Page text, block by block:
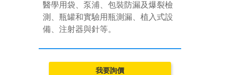
醫學用袋、泵浦、包裝防漏及爆裂檢
測、瓶罐和實驗用瓶測漏、植入式設
備、注射器與針等。